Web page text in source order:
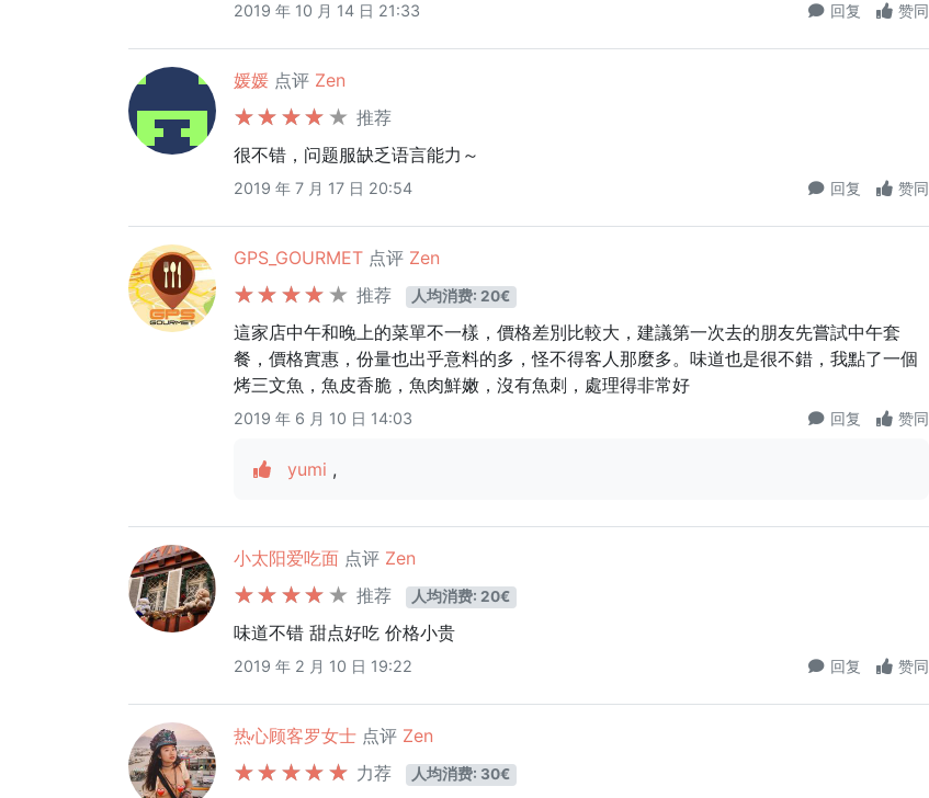
2019 年 10 月 14 日 21:33 回复 赞同
媛媛 点评 Zen
推荐
很不错，问题服缺乏语言能力～
2019 年 7 月 17 日 20:54 回复 赞同
GPS_GOURMET 点评 Zen
推荐
人均消费: 20€
這家店中午和晚上的菜單不一樣，價格差別比較大，建議第一次去的朋友先嘗試中午套
餐，價格實惠，份量也出乎意料的多，怪不得客人那麼多。味道也是很不錯，我點了一個
烤三文魚，魚皮香脆，魚肉鮮嫩，沒有魚刺，處理得非常好
2019 年 6 月 10 日 14:03 回复 赞同
yumi ,
小太阳爱吃面 点评 Zen
推荐
人均消费: 20€
味道不错 甜点好吃 价格小贵
2019 年 2 月 10 日 19:22 回复 赞同
热心顾客罗女士 点评 Zen
力荐
人均消费: 30€